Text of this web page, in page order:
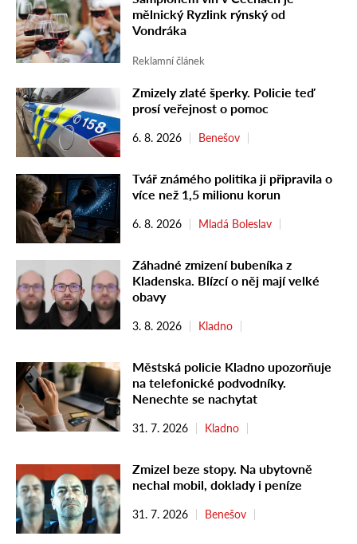
mělnický Ryzlink rýnský od
Vondráka
Reklamní článek
Zmizely zlaté šperky. Policie teď
prosí veřejnost o pomoc
6. 8. 2026 Benešov
Tvář známého politika ji připravila o
více než 1,5 milionu korun
6. 8. 2026 Mladá Boleslav
Záhadné zmizení bubeníka z
Kladenska. Blízcí o něj mají velké
obavy
3. 8. 2026 Kladno
Městská policie Kladno upozorňuje
na telefonické podvodníky.
Nenechte se nachytat
31. 7. 2026 Kladno
Zmizel beze stopy. Na ubytovně
nechal mobil, doklady i peníze
31. 7. 2026 Benešov